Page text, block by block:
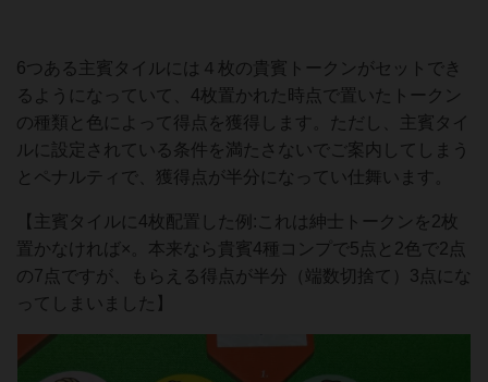
6つある主賓タイルには４枚の貴賓トークンがセットでき
るようになっていて、4枚置かれた時点で置いたトークン
の種類と色によって得点を獲得します。ただし、主賓タイ
ルに設定されている条件を満たさないでご案内してしまう
とペナルティで、獲得点が半分になってい仕舞います。
【主賓タイルに4枚配置した例:これは紳士トークンを2枚
置かなければ×。本来なら貴賓4種コンプで5点と2色で2点
の7点ですが、もらえる得点が半分（端数切捨て）3点にな
ってしまいました】